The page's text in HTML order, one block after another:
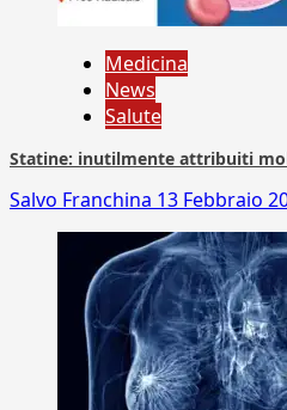
Medicina
News
Salute
Statine: inutilmente attribuiti
Salvo Franchina 13 Febbraio